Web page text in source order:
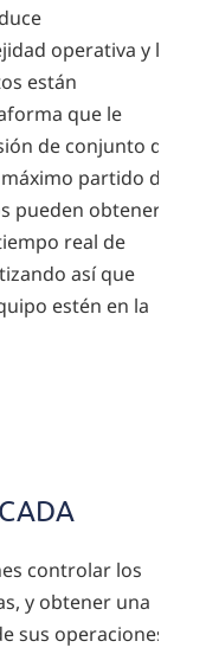
operativa y le
están
que le
de conjunto de
partido de
pueden obtener
real de
así que
estén en la
controlar los
y obtener una
sus operaciones.